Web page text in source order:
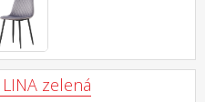
zelená